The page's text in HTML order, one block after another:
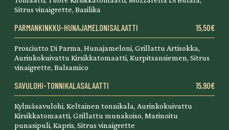
Sitrus vinaigrette, Basilika
PARMANKINKKU-HUNAJAMELONISALAATTI 15,50€
Prosciutto Di Parma, Hunajameloni, Grillattu Artisokka,
Aurinkokuivattu Kirsikkatomaatti, Kurpitsansiemen, Sitrus
vinaigrette, Balsamico
SAVULOHI-TONNIKALASALAATTI 15,90€
Kylmäsavulohi, Keltainen tonnikala, Aurinkokuivattu
Kirsikkatomaatti, Grillattu munakoiso, Marinoitu
punasipuli, Kapris, Sitrus vinaigrette